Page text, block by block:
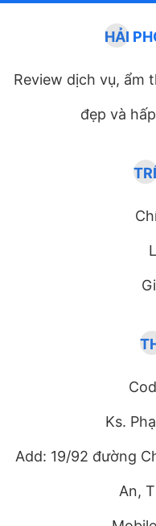
HẢI
Review dịch vụ, ẩm
đẹp và
Ks.
Add: 19/92 đường
An,